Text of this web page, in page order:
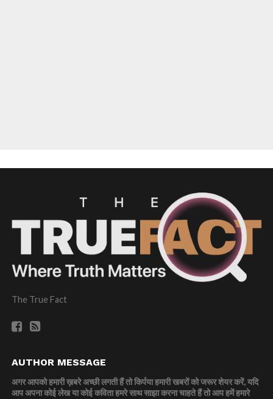
The True Fact
AUTHOR MESSAGE
अगर आपको हमारी ख़बरे अच्छी लगती हैं तो किर्पया हमारी खबरों को जरूर शेयर करें, यदि
आप अपना कोई लेख या कोई कविता हमरे साथ साझा करना चाहते हैं तो आप हमें हमारे